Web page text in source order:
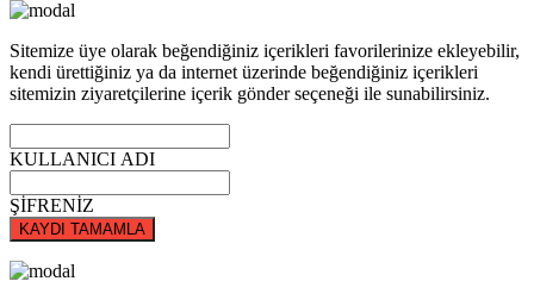
Sitemize üye olarak beğendiğiniz içerikleri favorilerinize ekleyebilir,
kendi ürettiğiniz ya da internet üzerinde beğendiğiniz içerikleri
sitemizin ziyaretçilerine içerik gönder seçeneği ile sunabilirsiniz.
KULLANICI ADI
ŞİFRENİZ
KAYDI TAMAMLA